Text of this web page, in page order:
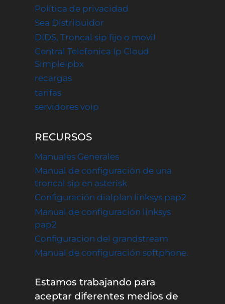
Política de privacidad
Sea Distribuidor
DIDS, Troncal sip fijo o movil
Central Telefonica Ip Cloud
SimpleIpbx
recargas
tarifas
servidores voip
RECURSOS
Manuales Generales
Manual de configuración de una
troncal sip en asterisk
Configuración dialplan linksys pap2
Manual de configuración linksys
pap2
Configuracion del grandstream
Manual de configuración softphone.
Estamos trabajando para
aceptar diferentes medios de